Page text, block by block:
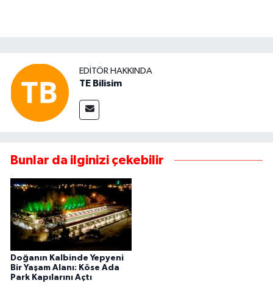
EDITÖR HAKKINDA
TE Bilisim
Bunlar da ilginizi çekebilir
Doğanın Kalbinde Yepyeni
Bir Yaşam Alanı: Köse Ada
Park Kapılarını Açtı